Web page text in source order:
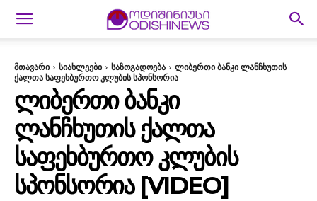
მთავარი სიახლეები საზოგადოება
ლიბერთი ბანკი ლანჩხუთის
ქალთა საფეხბურთო კლუბის სპონსორია
ᲚᲘᲑᲔᲠᲗᲘ ᲑᲐᲜᲙᲘ
ᲚᲐᲜᲩᲮᲣᲗᲘᲡ ᲥᲐᲚᲗᲐ
ᲡᲐᲤᲔᲮᲑᲣᲠᲗᲝ ᲙᲚᲣᲑᲘᲡ
ᲡᲞᲝᲜᲡᲝᲠᲘᲐ [VIDEO]